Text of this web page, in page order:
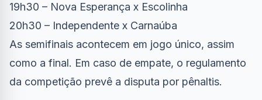
19h30 – Nova Esperança x Escolinha
20h30 – Independente x Carnaúba
As semifinais acontecem em jogo único, assim
como a final. Em caso de empate, o regulamento
da competição prevê a disputa por pênaltis.